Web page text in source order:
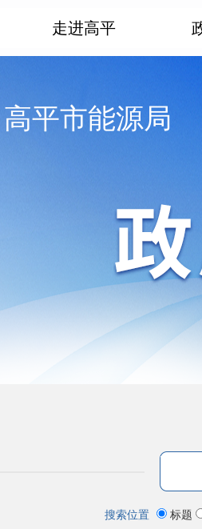
走进高平
高平市能源局
搜索位置 标题